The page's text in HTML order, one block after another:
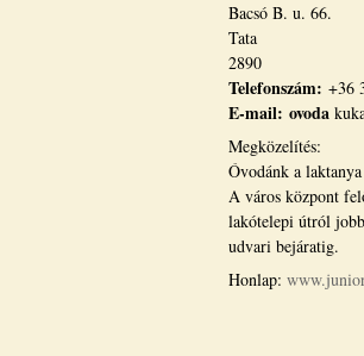
Bacsó B. u. 66.
Tata
2890
Telefonszám: +36
E-mail: ovoda
Megközelítés:
Óvodánk a
A város központ
lakótelepi útról
udvari bejáratig.
Honlap: